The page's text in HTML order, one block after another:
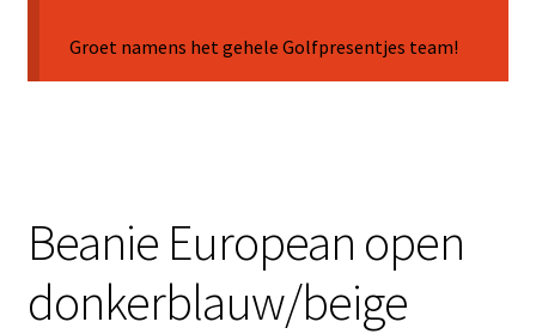
Groet namens het gehele Golfpresentjes team!
Beanie European open
donkerblauw/beige